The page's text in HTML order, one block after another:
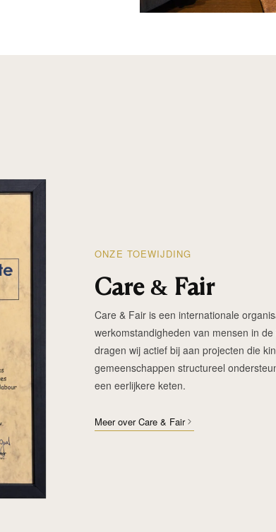
ONZE TOEWIJDING
Care & Fair
Care & Fair is een internationale
werkomstandigheden van mensen in
dragen wij actief bij aan projecten die
gemeenschappen structureel
een eerlijkere keten.
Meer over Care & Fair